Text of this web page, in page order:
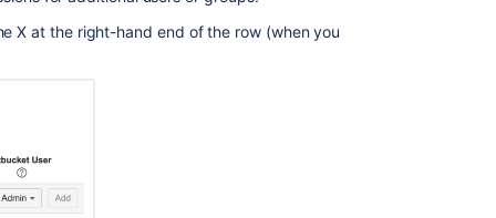
X at the right-hand end of the row (when you